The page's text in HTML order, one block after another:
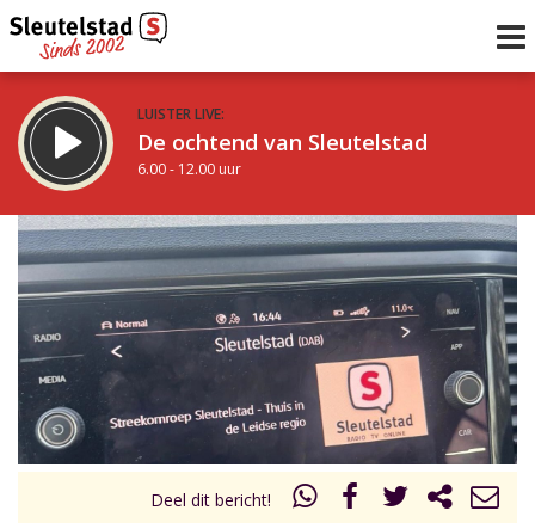
LUISTER LIVE:
De ochtend van Sleutelstad
6.00 - 12.00 uur
STRAKS:
De middag van Sleutelstad
12.00 - 19.00 uur
Vorig uur
uur 1 van 0 Volgend uur
Deel dit bericht!